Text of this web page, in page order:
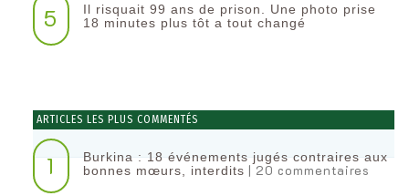
5
Il risquait 99 ans de prison. Une photo prise
18 minutes plus tôt a tout changé
ARTICLES LES PLUS COMMENTÉS
1
Burkina : 18 événements jugés contraires aux
bonnes mœurs, interdits | 20 commentaires